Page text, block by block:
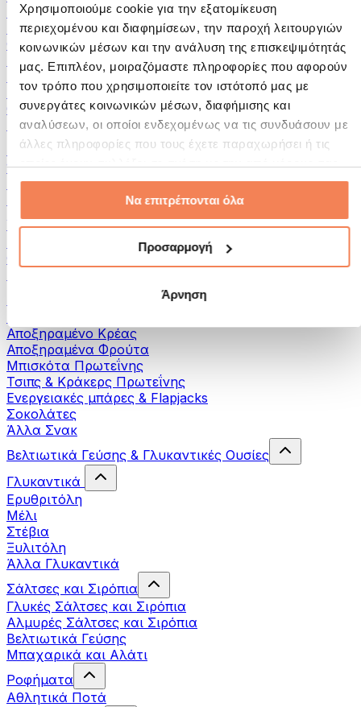
Χρησιμοποιούμε cookie για την εξατομίκευση
περιεχομένου και διαφημίσεων, την παροχή λειτουργιών
κοινωνικών μέσων και την ανάλυση της επισκεψιμότητάς
μας. Επιπλέον, μοιραζόμαστε πληροφορίες που αφορούν
τον τρόπο που χρησιμοποιείτε τον ιστότοπό μας με
συνεργάτες κοινωνικών μέσων, διαφήμισης και
αναλύσεων, οι οποίοι ενδεχομένως να τις συνδυάσουν με
άλλες πληροφορίες που τους έχετε παραχωρήσει ή τις
χρήση των υπηρεσιών τους.
Να επιτρέπονται όλα
Προσαρμογή
Άρνηση
Αλείμματα και Πάστες
Ψάρια
Φαγητό Έτοιμο για Κατανάλωση
Αυγά
Ψωμί & Αρτοσκευάσματα
Κρέας
Οσπρια
Άλλα Fitness Τρόφιμα
Βούτυρα Ξηρών Καρπών
100% Βούτυρα Ξηρών Καρπών
Γλυκά Βούτυρα Ξηρών Καρπών
Πρωτεϊνικά Βούτυρα Ξηρών Καρπών
Υπερτροφές
Πράσινες Υπερτροφές
Φυτικές Ίνες
Αποξηραμένο Κρέας
Αποξηραμένα Φρούτα
Μπισκότα Πρωτεΐνης
Τσιπς & Kράκερς Πρωτεΐνης
Ενεργειακές μπάρες & Flapjacks
Σοκολάτες
Άλλα Σνακ
Βελτιωτικά Γεύσης & Γλυκαντικές Ουσίες
Γλυκαντικά
Ερυθριτόλη
Μέλι
Στέβια
Ξυλιτόλη
Άλλα Γλυκαντικά
Σάλτσες και Σιρόπια
Γλυκές Σάλτσες και Σιρόπια
Αλμυρές Σάλτσες και Σιρόπια
Bελτιωτικά Γεύσης
Μπαχαρικά και Αλάτι
Ροφήματα
Αθλητικά Ποτά